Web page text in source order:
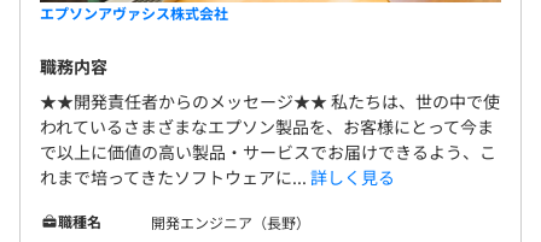
エプソンアヴァシス株式会社
職務内容
★★開発責任者からのメッセージ★★ 私たちは、世の中で使
われているさまざまなエプソン製品を、お客様にとって今ま
で以上に価値の高い製品・サービスでお届けできるよう、こ
れまで培ってきたソフトウェアに... 詳しく見る
職種名
開発エンジニア（長野）